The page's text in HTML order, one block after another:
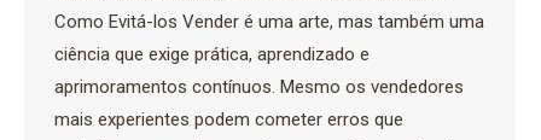
Como Evitá-los Vender é uma arte, mas também uma
ciência que exige prática, aprendizado e
aprimoramentos contínuos. Mesmo os vendedores
mais experientes podem cometer erros que